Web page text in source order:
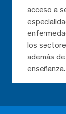
acceso a
los
además